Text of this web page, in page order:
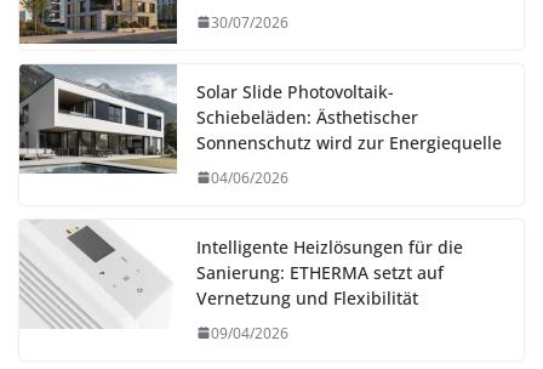
30/07/2026
Solar Slide Photovoltaik-
Schiebeläden: Ästhetischer
Sonnenschutz wird zur Energiequelle
04/06/2026
Intelligente Heizlösungen für die
Sanierung: ETHERMA setzt auf
Vernetzung und Flexibilität
09/04/2026